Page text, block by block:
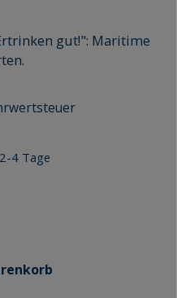
gut!": Maritime
4 Tage